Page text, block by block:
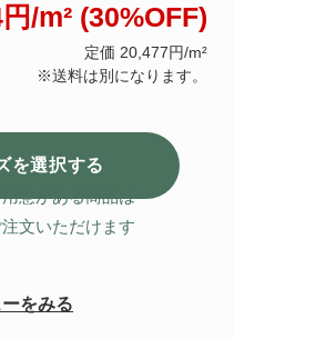
/m² (30%OFF)
定価 20,477円/m²
※送料は別になります。
を選択する
意がある商品は
文いただけます
をみる